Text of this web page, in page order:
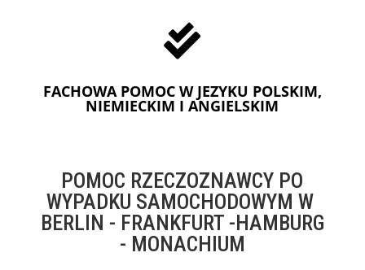

FACHOWA POMOC W JEZYKU POLSKIM,
NIEMIECKIM I ANGIELSKIM
POMOC RZECZOZNAWCY PO
WYPADKU SAMOCHODOWYM W
BERLIN - FRANKFURT -HAMBURG
- MONACHIUM